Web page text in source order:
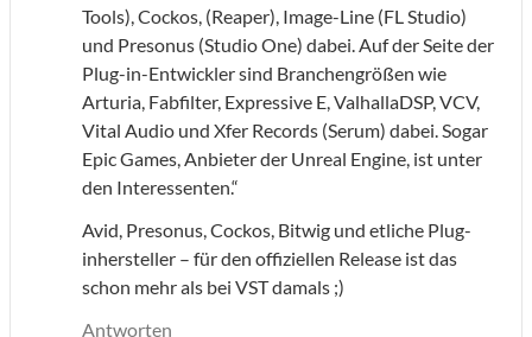
Tools), Cockos, (Reaper), Image-Line (FL Studio)
und Presonus (Studio One) dabei. Auf der Seite der
Plug-in-Entwickler sind Branchengrößen wie
Arturia, Fabfilter, Expressive E, ValhallaDSP, VCV,
Vital Audio und Xfer Records (Serum) dabei. Sogar
Epic Games, Anbieter der Unreal Engine, ist unter
den Interessenten.“
Avid, Presonus, Cockos, Bitwig und etliche Plug-
inhersteller – für den offiziellen Release ist das
schon mehr als bei VST damals ;)
Antworten